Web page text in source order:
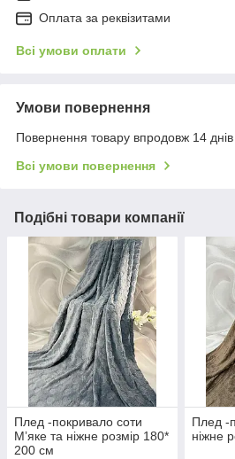
Оплата за реквізитами
Всі умови оплати
Умови повернення
Повернення товару впродовж 14
Всі умови повернення
Подібні товари компанії
Плед -покривало соти
Мʼяке та ніжне розмір 180*
200 см
Плед -
ніжне